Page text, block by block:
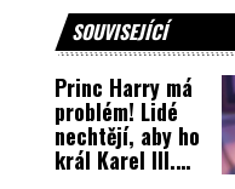
SOUVISEJÍCÍ
Princ Harry má
problém! Lidé
nechtějí, aby ho
král Karel III.